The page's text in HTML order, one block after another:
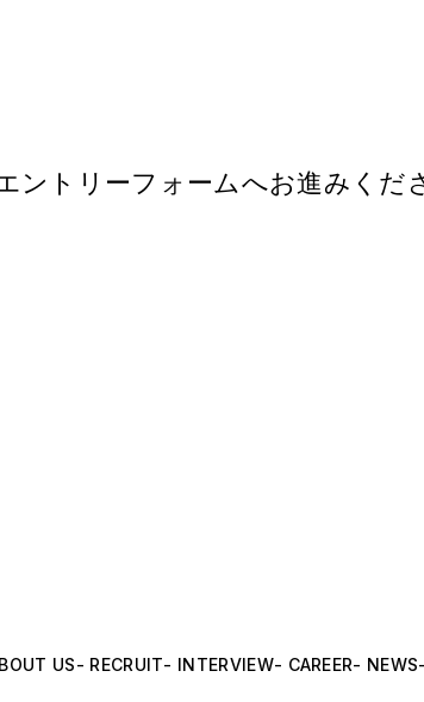
ントリーフォームへお進みくだ
US- RECRUIT- INTERVIEW- CAREER- NEWS